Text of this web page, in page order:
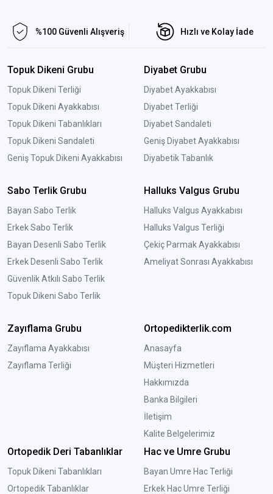
%100 Güvenli Alışveriş Hızlı ve Kolay İade
Topuk Dikeni Grubu
Topuk Dikeni Terliği
Topuk Dikeni Ayakkabısı
Topuk Dikeni Tabanlıkları
Topuk Dikeni Sandaleti
Geniş Topuk Dikeni Ayakkabısı
Diyabet Grubu
Diyabet Ayakkabısı
Diyabet Terliği
Diyabet Sandaleti
Geniş Diyabet Ayakkabısı
Diyabetik Tabanlık
Sabo Terlik Grubu
Bayan Sabo Terlik
Erkek Sabo Terlik
Bayan Desenli Sabo Terlik
Erkek Desenli Sabo Terlik
Güvenlik Atkılı Sabo Terlik
Topuk Dikeni Sabo Terlik
Halluks Valgus Grubu
Halluks Valgus Ayakkabısı
Halluks Valgus Terliği
Çekiç Parmak Ayakkabısı
Ameliyat Sonrası Ayakkabısı
Zayıflama Grubu
Zayıflama Ayakkabısı
Zayıflama Terliği
Ortopedikterlik.com
Anasayfa
Müşteri Hizmetleri
Hakkımızda
Banka Bilgileri
İletişim
Kalite Belgelerimiz
Ortopedik Deri Tabanlıklar
Topuk Dikeni Tabanlıkları
Ortopedik Tabanlıklar
Hac ve Umre Grubu
Bayan Umre Hac Terliği
Erkek Hac Umre Terliği